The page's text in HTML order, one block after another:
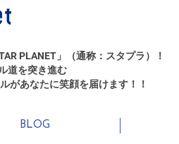
PLANET」（通称：スタプラ）！
道を突き進む
があなたに笑顔を届けます！！
BLOG